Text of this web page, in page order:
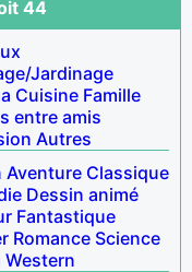
44
Jardinage
Cuisine Famille
entre amis
Autres
Aventure Classique
Dessin animé
Fantastique
Romance Science
Western